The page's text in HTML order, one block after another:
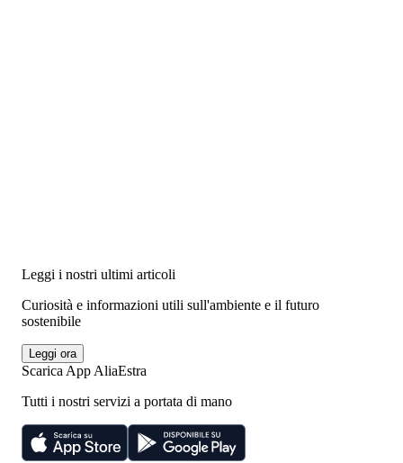
Leggi i nostri ultimi articoli
Curiosità e informazioni utili sull'ambiente e il futuro
sostenibile
Leggi ora
Scarica App AliaEstra
Tutti i nostri servizi a portata di mano